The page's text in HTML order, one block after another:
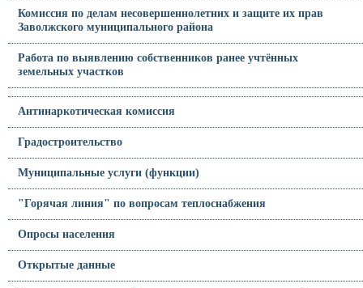
Комиссия по делам несовершеннолетних и защите их прав
Заволжского муниципального района
Работа по выявлению собственников ранее учтённых
земельных участков
Антинаркотическая комиссия
Градостроительство
Муниципальные услуги (функции)
"Горячая линия" по вопросам теплоснабжения
Опросы населения
Открытые данные